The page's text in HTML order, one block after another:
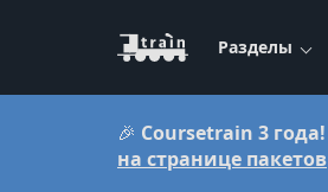
Разделы
🎉 Coursetrain 3 года!
на странице пакетов